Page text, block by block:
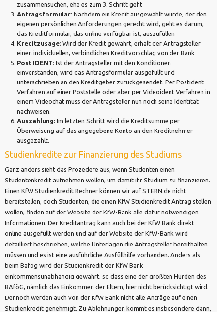
zusammensuchen, ehe es zum 3. Schritt geht
Antragsformular: Nachdem ein Kredit ausgewählt wurde, der den
eigenen persönlichen Anforderungen gerecht wird, geht es darum,
das Kreditformular, das online verfügbar ist, auszufüllen
Kreditzusage: Wird der Kredit gewährt, erhält der Antragsteller
einen individuellen, verbindlichen Kreditvorschlag von der Bank
Post IDENT: Ist der Antragsteller mit den Konditionen
einverstanden, wird das Antragsformular ausgefüllt und
unterschrieben an den Kreditgeber zurückgesendet. Per Postident
Verfahren auf einer Poststelle oder aber per Videoident Verfahren in
einem Videochat muss der Antragsteller nun noch seine Identität
nachweisen.
Auszahlung: Im letzten Schritt wird die Kreditsumme per
Überweisung auf das angegebene Konto an den Kreditnehmer
ausgezahlt.
Studienkredite zur Finanzierung des Studiums
Ganz anders sieht das Prozedere aus, wenn Studenten einen
Studentenkredit aufnehmen wollen, um damit ihr Studium zu finanzieren.
Einen KfW Studienkredit Rechner können wir auf STERN.de nicht
bereitstellen, doch Studenten, die einen KfW Studienkredit Antrag stellen
wollen, finden auf der Website der KfW-Bank alle dafür notwendigen
Informationen. Der Kreditantrag kann auch bei der KfW Bank direkt
online ausgefüllt werden und auf der Website der KfW-Bank wird
detailliert beschrieben, welche Unterlagen die Antragsteller bereithalten
müssen und es ist eine ausführliche Ausfüllhilfe vorhanden. Anders als
beim Bafög wird der Studienkredit der KfW Bank
einkommensunabhängig gewährt, so dass eine der größten Hürden des
BAföG, nämlich das Einkommen der Eltern, hier nicht berücksichtigt wird.
Dennoch werden auch von der KfW Bank nicht alle Anträge auf einen
Studienkredit genehmigt. Zu Ablehnungen kommt es insbesondere dann,